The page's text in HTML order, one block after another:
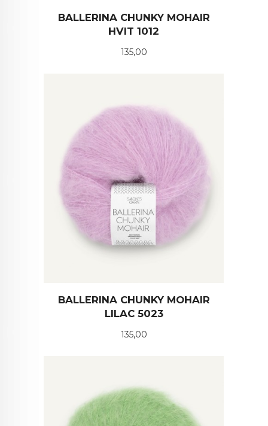
BALLERINA CHUNKY MOHAIR
HVIT 1012
Pris
135,00
BALLERINA CHUNKY MOHAIR
LILAC 5023
Pris
135,00